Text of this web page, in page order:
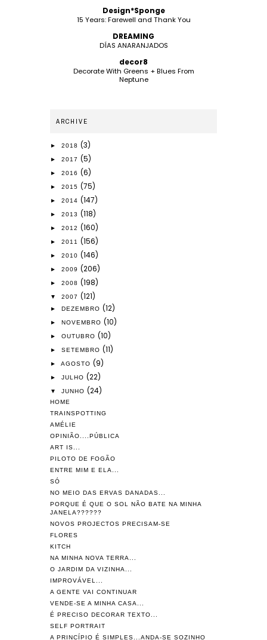
Design*Sponge
15 Years: Farewell and Thank You
DREAMING
DÍAS ANARANJADOS
decor8
Decorate With Greens + Blues From
Neptune
ARCHIVE
► 2018 (3)
► 2017 (5)
► 2016 (6)
► 2015 (75)
► 2014 (147)
► 2013 (118)
► 2012 (160)
► 2011 (156)
► 2010 (146)
► 2009 (206)
► 2008 (198)
▼ 2007 (121)
► DEZEMBRO (12)
► NOVEMBRO (10)
► OUTUBRO (10)
► SETEMBRO (11)
► AGOSTO (9)
► JULHO (22)
▼ JUNHO (24)
HOME
TRAINSPOTTING
AMÉLIE
OPINIÃO....PÚBLICA
ART IS...
PILOTO DE FOGÃO
ENTRE MIM E ELA...
SÓ
NO MEIO DAS ERVAS DANADAS...
PORQUE É QUE O SOL NÃO BATE NA MINHA
JANELA??????
NOVOS PROJECTOS PRECISAM-SE
FLORES
KITCH
NA MINHA NOVA TERRA...
O JARDIM DA VIZINHA...
IMPROVÁVEL...
A GENTE VAI CONTINUAR
VENDE-SE A MINHA CASA...
É PRECISO DECORAR TEXTO...
SELF PORTRAIT
A PRINCÍPIO É SIMPLES...ANDA-SE SOZINHO